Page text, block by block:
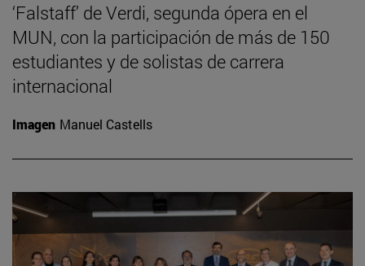
‘Falstaff’ de Verdi, segunda ópera en el
MUN, con la participación de más de 150
estudiantes y de solistas de carrera
internacional
Imagen Manuel Castells